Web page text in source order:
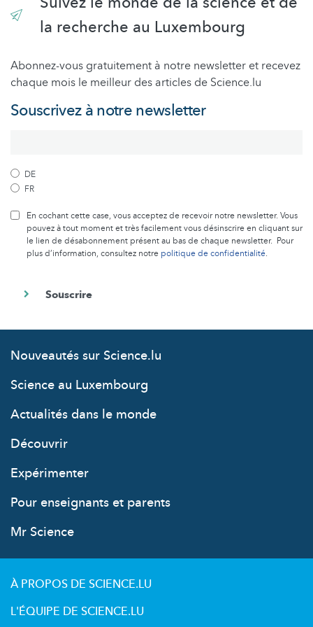
la recherche au Luxembourg
Abonnez-vous gratuitement à notre newsletter et recevez
chaque mois le meilleur des articles de Science.lu
Souscrivez à notre newsletter
DE
FR
En cochant cette case, vous acceptez de recevoir notre newsletter. Vous
pouvez à tout moment et très facilement vous désinscrire en cliquant sur
le lien de désabonnement présent au bas de chaque newsletter. Pour
plus d’information, consultez notre politique de confidentialité.
Nouveautés sur Science.lu
Science au Luxembourg
Actualités dans le monde
Découvrir
Expérimenter
Pour enseignants et parents
Mr Science
À PROPOS DE SCIENCE.LU
L'ÉQUIPE DE SCIENCE.LU